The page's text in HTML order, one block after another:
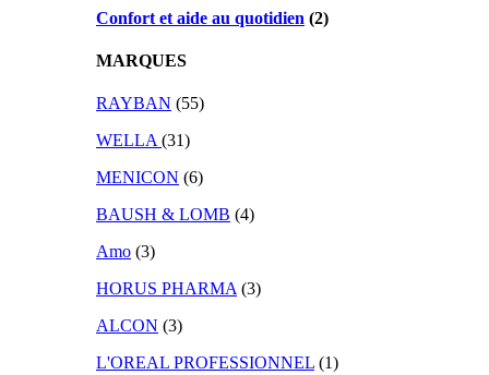
Confort et aide au quotidien (2)
MARQUES
RAYBAN (55)
WELLA (31)
MENICON (6)
BAUSH & LOMB (4)
Amo (3)
HORUS PHARMA (3)
ALCON (3)
L'OREAL PROFESSIONNEL (1)